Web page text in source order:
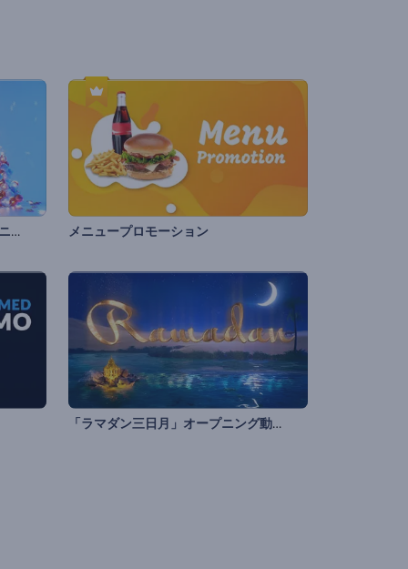
クリスマスボールツリーのオープニング動画 メニュープロモーション
「ラマダン三日月」オープニング動画